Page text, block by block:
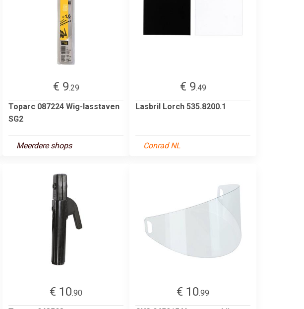
€ 9.29
Toparc 087224 Wig-lasstaven
SG2
Meerdere shops
€ 9.49
Lasbril Lorch 535.8200.1
Conrad NL
€ 10.90
€ 10.99